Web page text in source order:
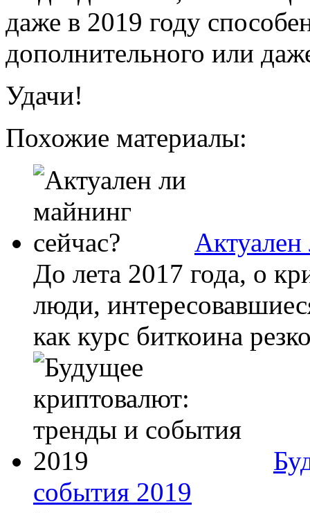
даже в 2019 году
дополнительного или
Удачи!
Похожие материалы:
Актуален
До лета 2017 года, о
люди,
как курс биткоина
события 2019